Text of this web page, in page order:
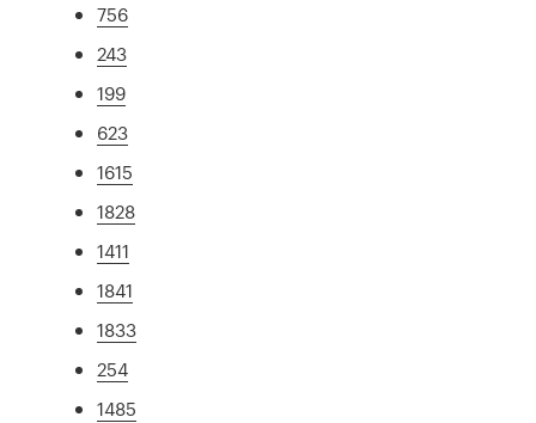
756
243
199
623
1615
1828
1411
1841
1833
254
1485